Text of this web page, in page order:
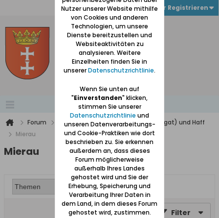
Anmelden oder Registrieren
Forum
Werder (zwischen Weichsel und Nogat) und Haff
Mierau
Mierau
Filter
Nutzer unserer Website mithilfe
von Cookies und anderen
Technologien, um unsere
Dienste bereitzustellen und
Websiteaktivitäten zu
analysieren. Weitere
Einzelheiten finden Sie in
unsererDatenschutzrichtlinie.
Wenn Sie unten auf
"Einverstanden" klicken,
stimmen Sie unserer
Datenschutzrichtlinie und
unseren Datenverarbeitungs-
und Cookie-Praktiken wie dort
beschrieben zu. Sie erkennen
außerdem an, dass dieses
Forum möglicherweise
außerhalb Ihres Landes
gehostet wird und Sie der
Erhebung, Speicherung und
Verarbeitung Ihrer Daten in
dem Land, in dem dieses Forum
gehostet wird, zustimmen.